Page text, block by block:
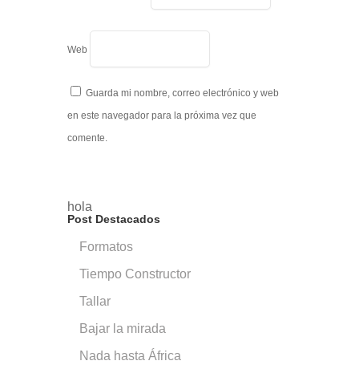
Web
Guarda mi nombre, correo electrónico y web
en este navegador para la próxima vez que
comente.
hola
Post Destacados
Formatos
Tiempo Constructor
Tallar
Bajar la mirada
Nada hasta África